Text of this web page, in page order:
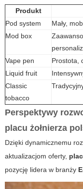
Produkt
Pod system
Mały,
Mod box
Vape pen Prostota,
Liquid fruit
Classic
tobacco
Perspektywy
placu żołnierza
Dzięki dynamicznemu
aktualizacjom oferty,
pozycję lidera w branży